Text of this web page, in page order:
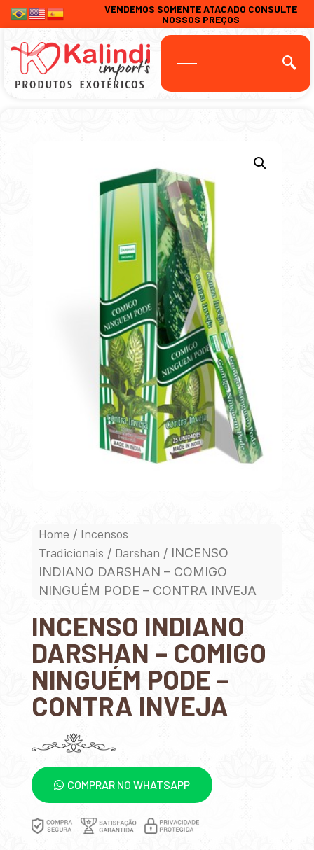
VENDEMOS SOMENTE ATACADO CONSULTE
NOSSOS PREÇOS
Home / Incensos
Tradicionais / Darshan / INCENSO
INDIANO DARSHAN – COMIGO
NINGUÉM PODE – CONTRA INVEJA
INCENSO INDIANO
DARSHAN – COMIGO
NINGUÉM PODE –
CONTRA INVEJA
COMPRAR NO WHATSAPP